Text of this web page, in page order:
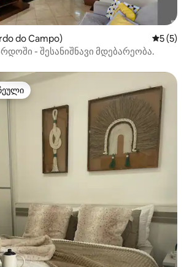
do Campo)
5 (5)
- შესანიშნავი მდებარეობა.
მოწინავე ვარიანტი